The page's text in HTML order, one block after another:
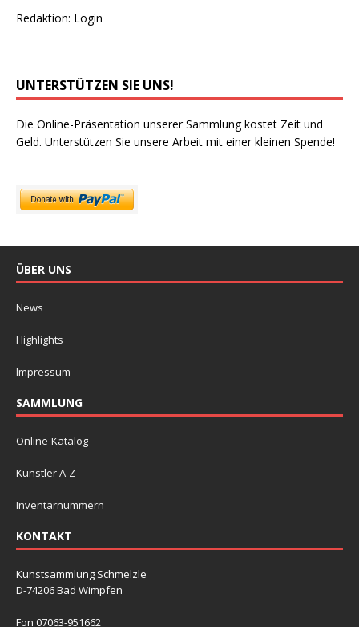
Redaktion: Login
UNTERSTÜTZEN SIE UNS!
Die Online-Präsentation unserer Sammlung kostet Zeit und
Geld. Unterstützen Sie unsere Arbeit mit einer kleinen Spende!
ÜBER UNS
News
Highlights
Impressum
SAMMLUNG
Online-Katalog
Künstler A-Z
Inventarnummern
KONTAKT
Kunstsammlung Schmelzle
D-74206 Bad Wimpfen
Fon 07063-951662